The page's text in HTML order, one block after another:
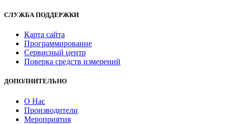
СЛУЖБА ПОДДЕРЖКИ
Карта сайта
Программирование
Сервисный центр
Поверка средств измерений
ДОПОЛНИТЕЛЬНО
О Нас
Производители
Мероприятия